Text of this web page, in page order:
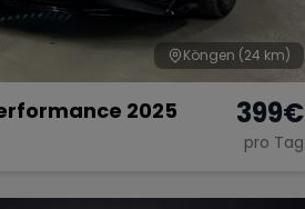
Köngen (24 km)
2025 399€
pro Tag